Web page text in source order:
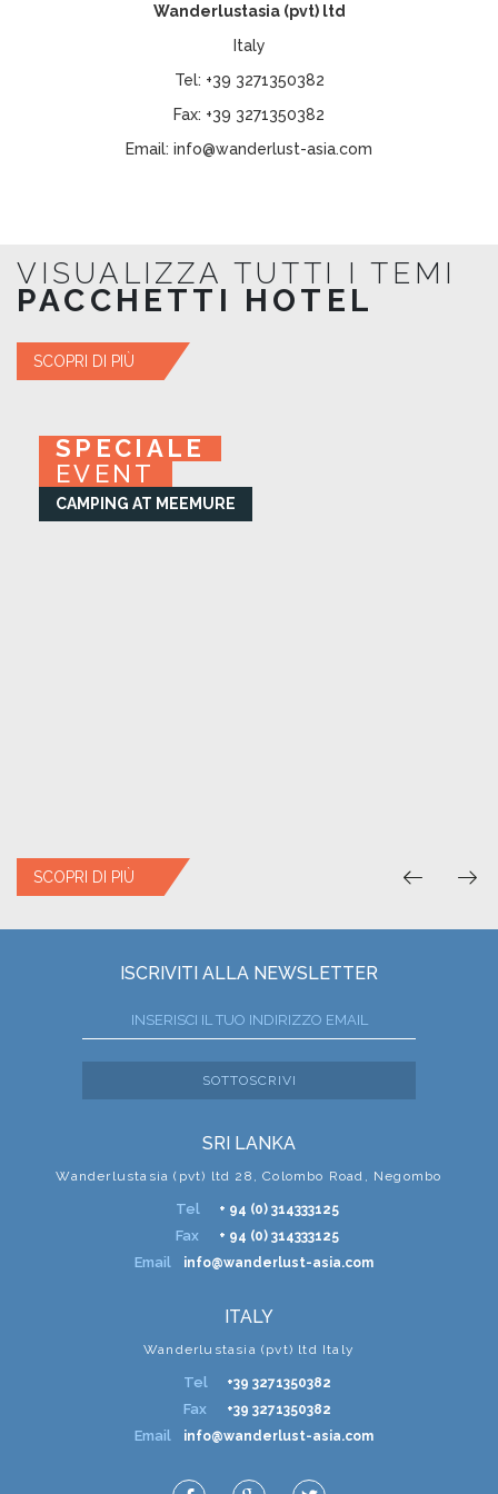
Wanderlustasia (pvt) ltd
Italy
Tel: +39 3271350382
Fax: +39 3271350382
Email: info@wanderlust-asia.com
VISUALIZZA TUTTI I TEMI
PACCHETTI HOTEL
SCOPRI DI PIÙ
SPECIALE
EVENT
SPECIALE
EVENT
SPECIALE
EVENT
CAMPING AT MEEMURE
SCOPRI DI PIÙ
SPECIALE
EVENT
ISCRIVITI ALLA NEWSLETTER
SOTTOSCRIVI
SRI LANKA
Wanderlustasia (pvt) ltd 28, Colombo Road, Negombo
Tel + 94 (0) 314333125
Fax + 94 (0) 314333125
Email info@wanderlust-asia.com
ITALY
Wanderlustasia (pvt) ltd Italy
Tel +39 3271350382
Fax +39 3271350382
Email info@wanderlust-asia.com